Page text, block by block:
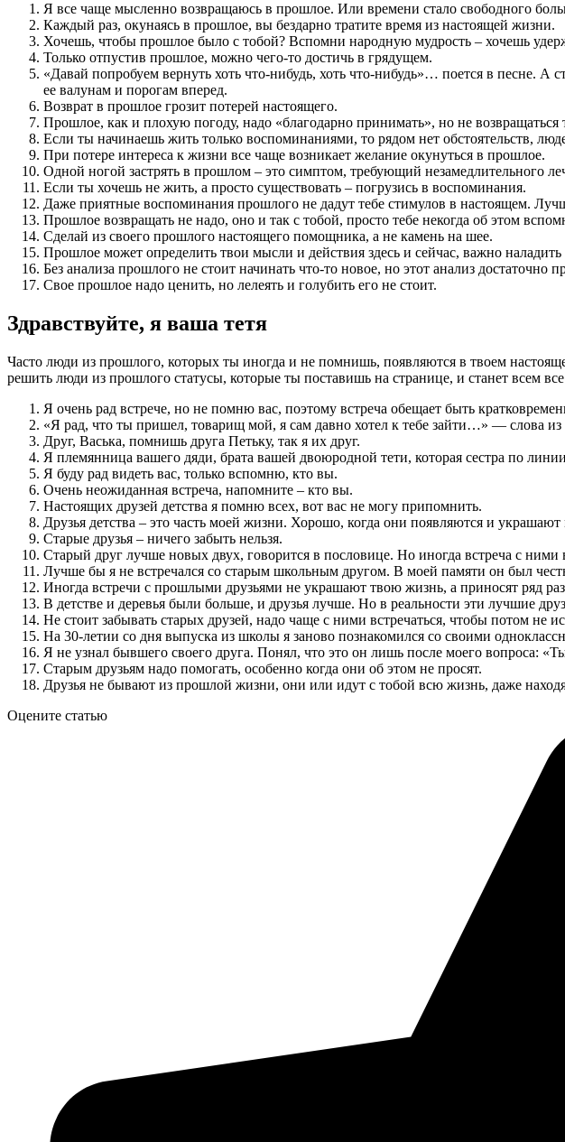
Я все чаще мысленно возвращаюсь в прошлое. Или времени стало свободного
Каждый раз, окунаясь в прошлое, вы бездарно тратите время из настоящей жизни.
Хочешь, чтобы прошлое было с тобой? Вспомни народную мудрость – хочешь
Только отпустив прошлое, можно чего-то достичь в грядущем.
«Давай попробуем вернуть хоть что-нибудь, хоть что-нибудь»… поется в песне. А
ее валунам и порогам вперед.
Возврат в прошлое грозит потерей настоящего.
Прошлое, как и плохую погоду, надо «благодарно принимать», но не возвращаться
Если ты начинаешь жить только воспоминаниями, то рядом нет обстоятельств,
При потере интереса к жизни все чаще возникает желание окунуться в прошлое.
Одной ногой застрять в прошлом – это симптом, требующий незамедлительного
Если ты хочешь не жить, а просто существовать – погрузись в воспоминания.
Даже приятные воспоминания прошлого не дадут тебе стимулов в настоящем.
Прошлое возвращать не надо, оно и так с тобой, просто тебе некогда об этом
Сделай из своего прошлого настоящего помощника, а не камень на шее.
Прошлое может определить твои мысли и действия здесь и сейчас, важно
Без анализа прошлого не стоит начинать что-то новое, но этот анализ достаточно
Свое прошлое надо ценить, но лелеять и голубить его не стоит.
Здравствуйте, я ваша тетя
Часто люди из прошлого, которых ты иногда и не помнишь, появляются в твоем
решить люди из прошлого статусы, которые ты поставишь на странице, и станет всем
Я очень рад встрече, но не помню вас, поэтому встреча обещает быть
«Я рад, что ты пришел, товарищ мой, я сам давно хотел к тебе зайти…» — слова
Друг, Васька, помнишь друга Петьку, так я их друг.
Я племянница вашего дяди, брата вашей двоюродной тети, которая сестра по
Я буду рад видеть вас, только вспомню, кто вы.
Очень неожиданная встреча, напомните – кто вы.
Настоящих друзей детства я помню всех, вот вас не могу припомнить.
Друзья детства – это часть моей жизни. Хорошо, когда они появляются и
Старые друзья – ничего забыть нельзя.
Старый друг лучше новых двух, говорится в пословице. Но иногда встреча с
Лучше бы я не встречался со старым школьным другом. В моей памяти он был
Иногда встречи с прошлыми друзьями не украшают твою жизнь, а приносят ряд
В детстве и деревья были больше, и друзья лучше. Но в реальности эти лучшие
Не стоит забывать старых друзей, надо чаще с ними встречаться, чтобы потом не
На 30-летии со дня выпуска из школы я заново познакомился со своими
Я не узнал бывшего своего друга. Понял, что это он лишь после моего вопроса:
Старым друзьям надо помогать, особенно когда они об этом не просят.
Друзья не бывают из прошлой жизни, они или идут с тобой всю жизнь, даже
Оцените статью